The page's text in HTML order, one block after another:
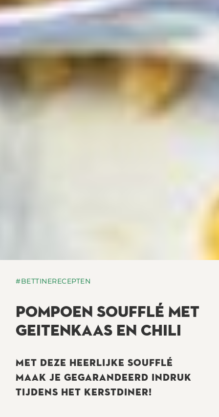
#BETTINERECEPTEN
POMPOEN SOUFFLÉ MET
GEITENKAAS EN CHILI
MET DEZE HEERLIJKE SOUFFLÉ
MAAK JE GEGARANDEERD INDRUK
TIJDENS HET KERSTDINER!